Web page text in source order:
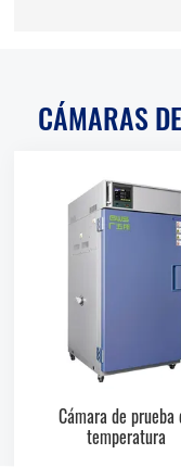
CÁMARAS
Cámara de prueba
temperatura